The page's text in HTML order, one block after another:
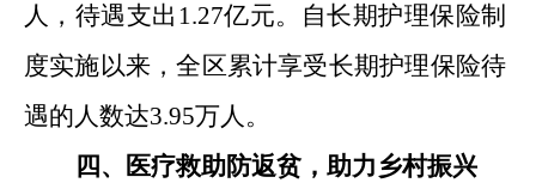
人，待遇支出 1.27亿元。自长期护理保险制
度实施以来，全区累计享受长期护理保险待
遇的人数达3.95万人。
四、
医疗救助防返贫， 助力乡村振兴